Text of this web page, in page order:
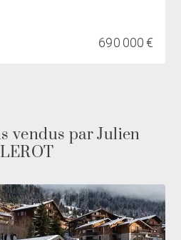
690 000 €
vendus par Julien